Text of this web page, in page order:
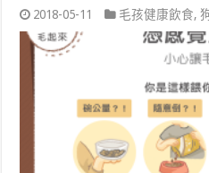
2018-05-11 毛孩健康飲食,